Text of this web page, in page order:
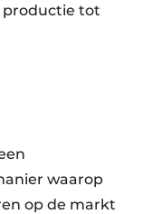
productie tot
waarop
op de markt